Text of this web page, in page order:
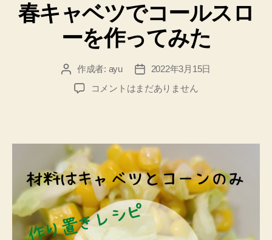
ゴ
リ
ー
春キャベツでコールスロ
ーを作ってみた
投
稿
作成者: ayu
投
稿
日
2022年3月15日
春
コ
ー
ル
ス
ロ
ー
コメントはまだありません